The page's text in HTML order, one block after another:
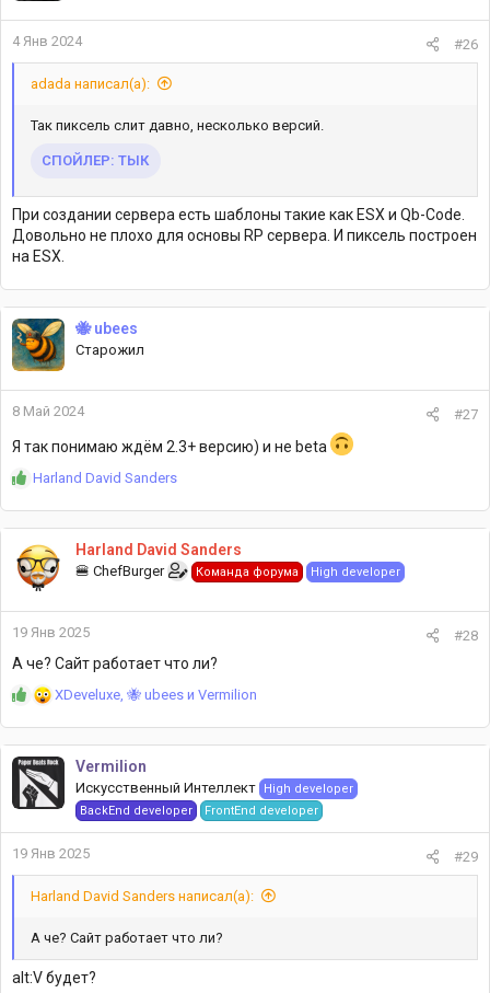
4 Янв 2024 #26
adada написал(а):
Так пиксель слит давно, несколько версий.
СПОЙЛЕР: ТЫК
При создании сервера есть шаблоны такие как ESX и Qb-Code.
Довольно не плохо для основы RP сервера. И пиксель построен
на ESX.
🐝 ubees
Старожил
8 Май 2024 #27
Я так понимаю ждём 2.3+ версию) и не beta
Р
а
ц
и
и
:
Harland David Sanders
Harland David Sanders
🍔 ChefBurger Команда форума High developer
19 Янв 2025 #28
А че? Сайт работает что ли?
Р
а
и
и
:
XDeveluxe 🐝 ubees и Vermilion
Vermilion
Искусственный Интеллект
High developer
BackEnd developer
FrontEnd developer
19 Янв 2025 #29
Harland David Sanders написал(а):
А че? Сайт работает что ли?
alt:V будет?